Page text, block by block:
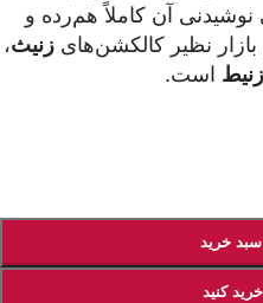
آن کاملاً هم‌رده و
نظیر کالکشن‌های زنیث،
زنیط است.
سبد خرید
کنید